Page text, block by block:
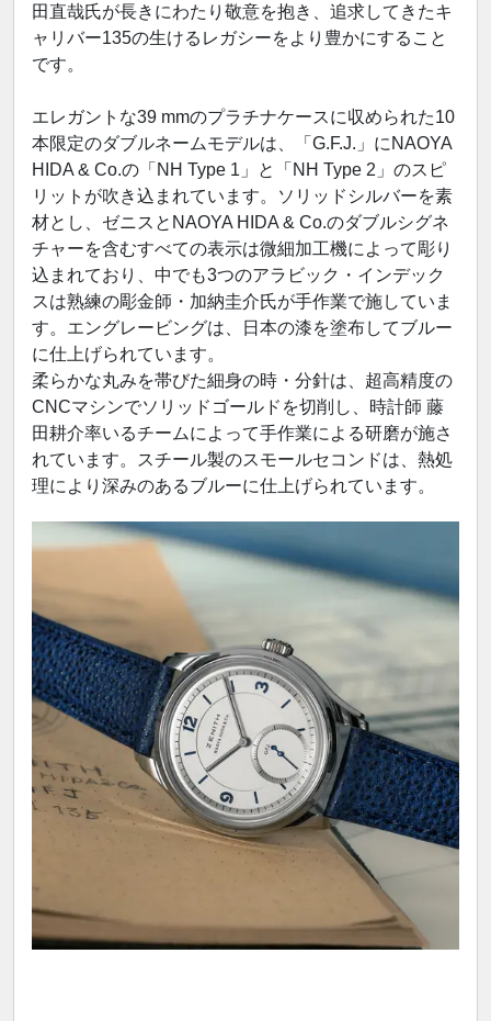
田直哉氏が長きにわたり敬意を抱き、追求してきたキ
ャリバー135の生けるレガシーをより豊かにすること
です。
エレガントな39 mmのプラチナケースに収められた10
本限定のダブルネームモデルは、「G.F.J.」にNAOYA
HIDA & Co.の「NH Type 1」と「NH Type 2」のスピ
リットが吹き込まれています。ソリッドシルバーを素
材とし、ゼニスとNAOYA HIDA & Co.のダブルシグネ
チャーを含むすべての表示は微細加工機によって彫り
込まれており、中でも3つのアラビック・インデック
スは熟練の彫金師・加納圭介氏が手作業で施していま
す。エングレービングは、日本の漆を塗布してブルー
に仕上げられています。
柔らかな丸みを帯びた細身の時・分針は、超高精度の
CNCマシンでソリッドゴールドを切削し、時計師 藤
田耕介率いるチームによって手作業による研磨が施さ
れています。スチール製のスモールセコンドは、熱処
理により深みのあるブルーに仕上げられています。